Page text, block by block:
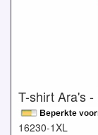
T-shirt Ara's -
16230-1XL